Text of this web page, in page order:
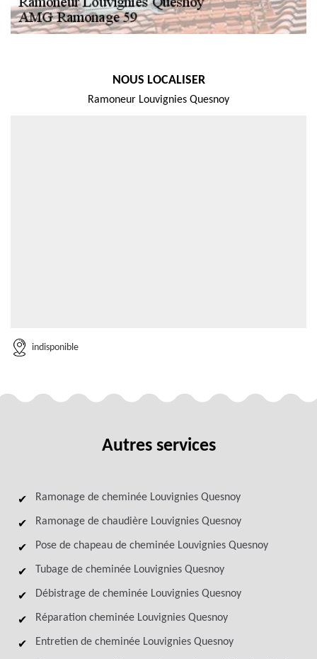
NOUS LOCALISER
Ramoneur Louvignies Quesnoy
indisponible
Autres services
Ramonage de cheminée Louvignies Quesnoy
Ramonage de chaudière Louvignies Quesnoy
Pose de chapeau de cheminée Louvignies Quesnoy
Tubage de cheminée Louvignies Quesnoy
Débistrage de cheminée Louvignies Quesnoy
Réparation cheminée Louvignies Quesnoy
Entretien de cheminée Louvignies Quesnoy